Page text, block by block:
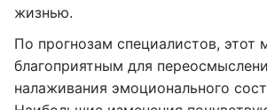
жизнью.
По прогнозам специалистов, этот
благоприятным для
налаживания эмоционального